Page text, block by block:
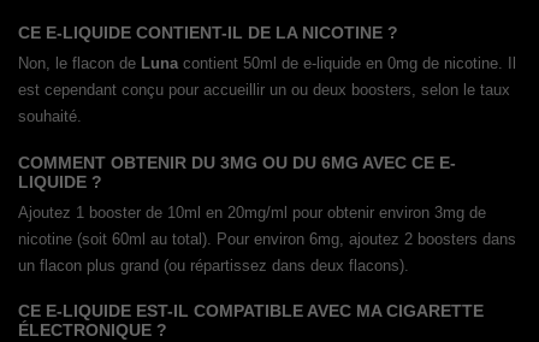
CE E-LIQUIDE CONTIENT-IL DE LA NICOTINE ?
Non, le flacon de Luna contient 50ml de e-liquide en 0mg de nicotine. Il
est cependant conçu pour accueillir un ou deux boosters, selon le taux
souhaité.
COMMENT OBTENIR DU 3MG OU DU 6MG AVEC CE E-
LIQUIDE ?
Ajoutez 1 booster de 10ml en 20mg/ml pour obtenir environ 3mg de
nicotine (soit 60ml au total). Pour environ 6mg, ajoutez 2 boosters dans
un flacon plus grand (ou répartissez dans deux flacons).
CE E-LIQUIDE EST-IL COMPATIBLE AVEC MA CIGARETTE
ÉLECTRONIQUE ?